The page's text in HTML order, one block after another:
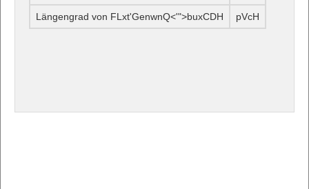
Längengrad von FLxt'GenwnQ<'">buxCDH pVcH